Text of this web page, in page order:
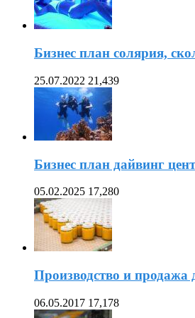
Бизнес план солярия,
25.07.2022 21,439
Бизнес план дайвинг
05.02.2025 17,280
Производство и продажа
06.05.2017 17,178